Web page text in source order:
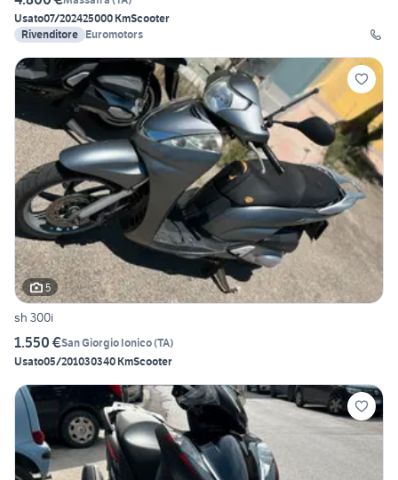
Usato07/202425000 KmScooter
Rivenditore Euromotors
5
sh 300i
1.550 €San Giorgio Ionico(TA)
Usato05/201030340 KmScooter